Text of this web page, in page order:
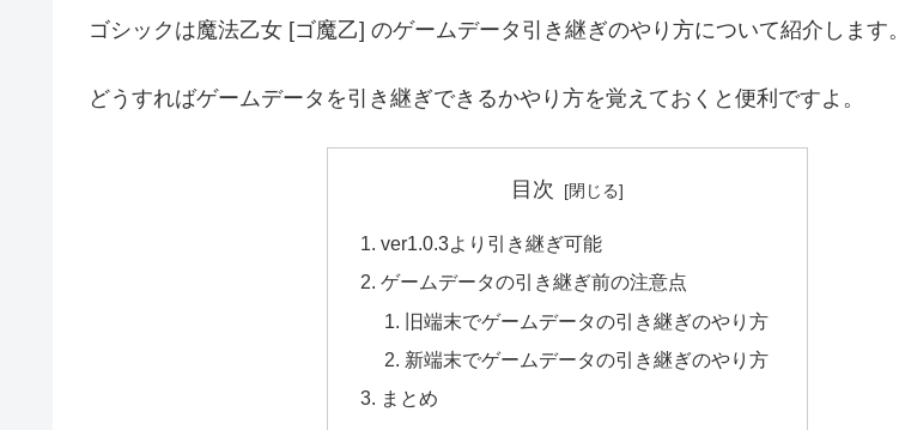
ゴシックは魔法乙女 [ゴ魔乙] のゲームデータ引き継ぎのやり方について紹介します。
どうすればゲームデータを引き継ぎできるかやり方を覚えておくと便利ですよ。
目次
ver1.0.3より引き継ぎ可能
ゲームデータの引き継ぎ前の注意点
旧端末でゲームデータの引き継ぎのやり方
新端末でゲームデータの引き継ぎのやり方
まとめ